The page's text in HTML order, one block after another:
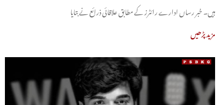
ہیں۔ خبر رساں ادارے رائٹرز کے مطابق علاقائی ذرائع نے بتایا
مزید پڑھیں